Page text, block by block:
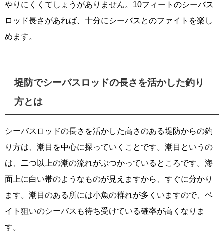
やりにくくてしょうがありません。10フィートのシーバス
ロッド長さがあれば、十分にシーバスとのファイトを楽し
めます。
堤防でシーバスロッドの長さを活かした釣り
方とは
シーバスロッドの長さを活かした高さのある堤防からの釣
り方は、潮目を中心に探っていくことです。潮目というの
は、二つ以上の潮の流れがぶつかっているところです。海
面上に白い帯のようなものが見えますから、すぐに分かり
ます。潮目のある所には小魚の群れが多くいますので、ベ
イト狙いのシーバスも待ち受けている確率が高くなりま
す。